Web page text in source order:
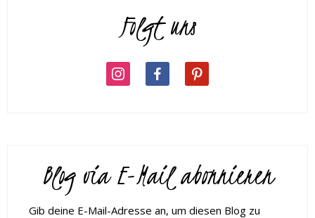
Folgt uns
Blog via E-Mail abonnieren
Gib deine E-Mail-Adresse an, um diesen Blog zu